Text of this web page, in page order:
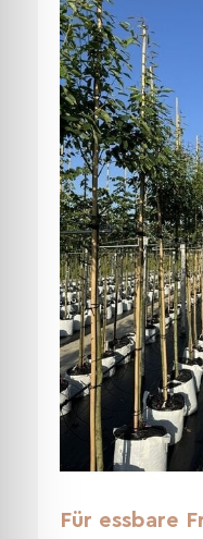
Für essbare